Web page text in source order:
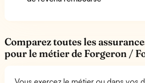
Comparez toutes les
pour le métier de Forgeron /